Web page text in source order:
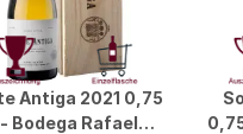
Antiga 2021 0,75
Bodega Rafael